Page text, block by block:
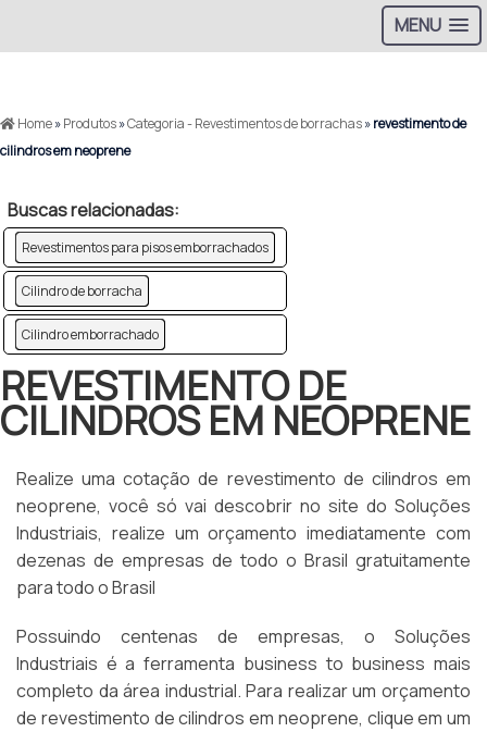
MENU
Home»Produtos»Categoria - Revestimentos de borrachas»revestimento de
cilindros em neoprene
Buscas relacionadas:
Revestimentos para pisos emborrachados
Cilindro de borracha
Cilindro emborrachado
REVESTIMENTO DE
CILINDROS EM NEOPRENE
Realize uma cotação de revestimento de cilindros em
neoprene, você só vai descobrir no site do Soluções
Industriais, realize um orçamento imediatamente com
dezenas de empresas de todo o Brasil gratuitamente
para todo o Brasil
Possuindo centenas de empresas, o Soluções
Industriais é a ferramenta business to business mais
completo da área industrial. Para realizar um orçamento
de revestimento de cilindros em neoprene, clique em um